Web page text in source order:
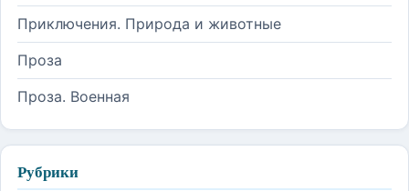
Приключения. Природа и животные
Проза
Проза. Военная
Рубрики